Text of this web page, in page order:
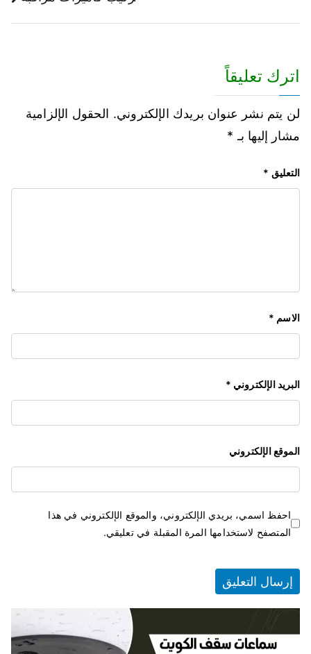
اترك تعليقاً
لن يتم نشر عنوان بريدك الإلكتروني. الحقول الإلزامية
مشار إليها بـ *
التعليق *
الاسم *
البريد الإلكتروني *
الموقع الإلكتروني
احفظ اسمي، بريدي الإلكتروني، والموقع الإلكتروني في هذا
المتصفح لاستخدامها المرة المقبلة في تعليقي.